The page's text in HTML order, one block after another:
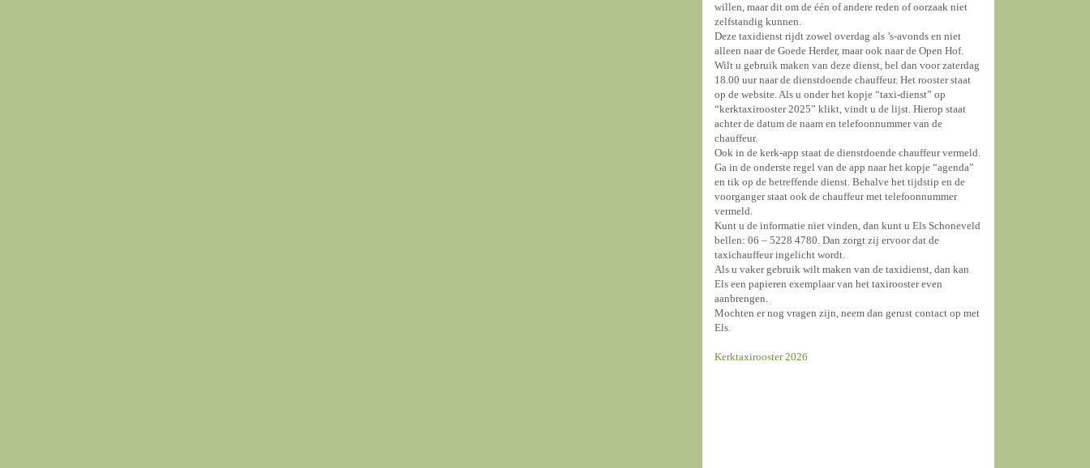
willen, maar dit om de één of andere reden of oorzaak niet
zelfstandig kunnen.
Deze taxidienst rijdt zowel overdag als ’s-avonds en niet
alleen naar de Goede Herder, maar ook naar de Open Hof.
Wilt u gebruik maken van deze dienst, bel dan voor zaterdag
18.00 uur naar de dienstdoende chauffeur. Het rooster staat
op de website. Als u onder het kopje “taxi-dienst” op
“kerktaxirooster 2025” klikt, vindt u de lijst. Hierop staat
achter de datum de naam en telefoonnummer van de
chauffeur.
Ook in de kerk-app staat de dienstdoende chauffeur vermeld.
Ga in de onderste regel van de app naar het kopje “agenda”
en tik op de betreffende dienst. Behalve het tijdstip en de
voorganger staat ook de chauffeur met telefoonnummer
vermeld.
Kunt u de informatie niet vinden, dan kunt u Els Schoneveld
bellen: 06 – 5228 4780. Dan zorgt zij ervoor dat de
taxichauffeur ingelicht wordt.
Als u vaker gebruik wilt maken van de taxidienst, dan kan
Els een papieren exemplaar van het taxirooster even
aanbrengen.
Mochten er nog vragen zijn, neem dan gerust contact op met
Els.
Kerktaxirooster 2026